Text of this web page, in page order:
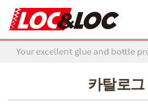
카탈로그